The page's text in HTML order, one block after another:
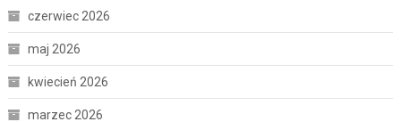
czerwiec 2026
maj 2026
kwiecień 2026
marzec 2026